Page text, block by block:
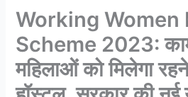
Working Women
Scheme 2023:
महिलाओं को मिलेगा